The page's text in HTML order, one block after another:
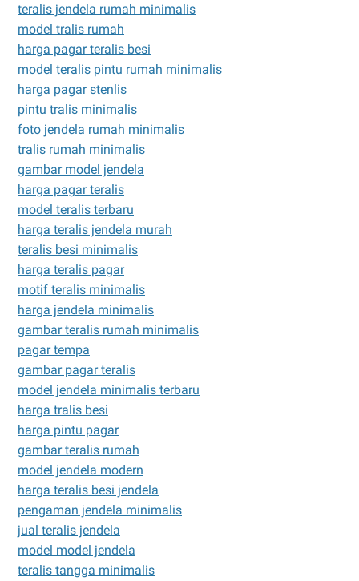
teralis jendela rumah minimalis
model tralis rumah
harga pagar teralis besi
model teralis pintu rumah minimalis
harga pagar stenlis
pintu tralis minimalis
foto jendela rumah minimalis
tralis rumah minimalis
gambar model jendela
harga pagar teralis
model teralis terbaru
harga teralis jendela murah
teralis besi minimalis
harga teralis pagar
motif teralis minimalis
harga jendela minimalis
gambar teralis rumah minimalis
pagar tempa
gambar pagar teralis
model jendela minimalis terbaru
harga tralis besi
harga pintu pagar
gambar teralis rumah
model jendela modern
harga teralis besi jendela
pengaman jendela minimalis
jual teralis jendela
model model jendela
teralis tangga minimalis